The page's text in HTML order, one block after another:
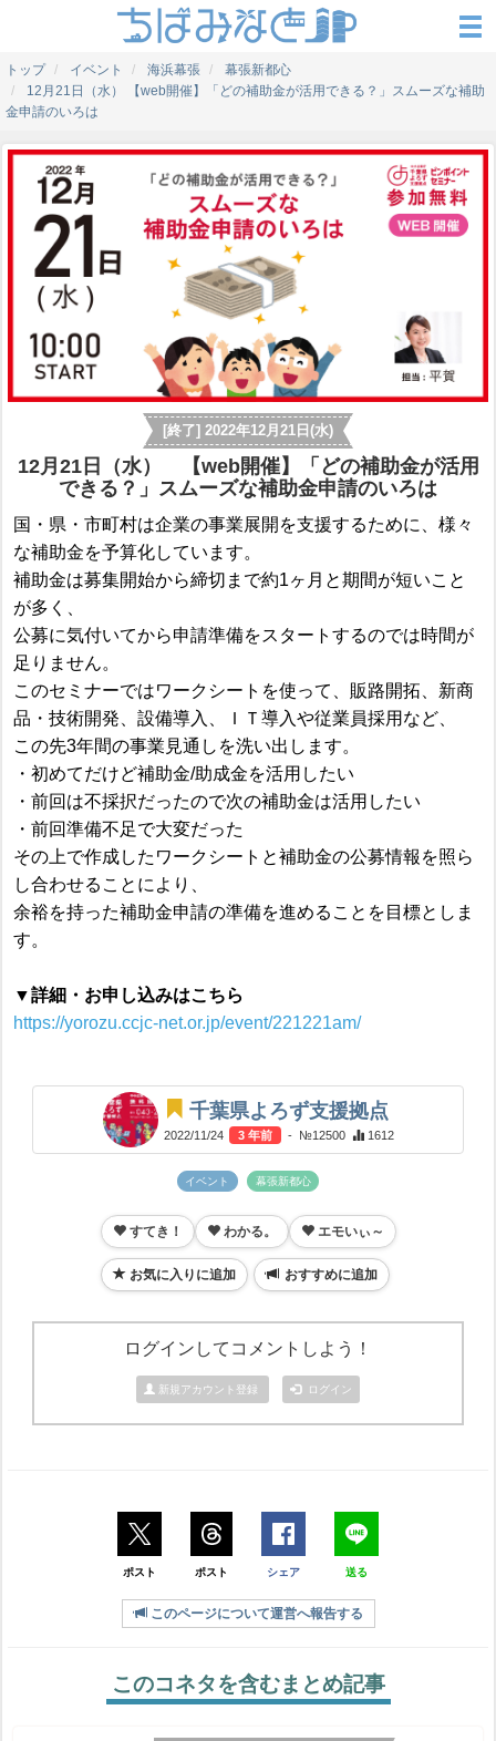
トップ イベント 海浜幕張
幕張新都心
12月21日（水） 【web開催】「どの補助金が活用できる？」スムーズな補助
金申請のいろは
[終了] 2022年12月21日(水)
12月21日（水） 【web開催】「どの補助金が活用
できる？」スムーズな補助金申請のいろは
国・県・市町村は企業の事業展開を支援するために、様々
な補助金を予算化しています。
補助金は募集開始から締切まで約1ヶ月と期間が短いこと
が多く、
公募に気付いてから申請準備をスタートするのでは時間が
足りません。
このセミナーではワークシートを使って、販路開拓、新商
品・技術開発、設備導入、ＩＴ導入や従業員採用など、
この先3年間の事業見通しを洗い出します。
・初めてだけど補助金/助成金を活用したい
・前回は不採択だったので次の補助金は活用したい
・前回準備不足で大変だった
その上で作成したワークシートと補助金の公募情報を照ら
し合わせることにより、
余裕を持った補助金申請の準備を進めることを目標としま
す。
▼詳細・お申し込みはこちら
https://yorozu.ccjc-net.or.jp/event/221221am/
千葉県よろず支援拠点
2022/11/24 3 年前 - №12500 1612
イベント 幕張新都心
すてき！ わかる。 エモいぃ～
お気に入りに追加 おすすめに追加
ログインしてコメントしよう！
新規アカウント登録 ログイン
ポスト ポスト シェア 送る
このページについて運営へ報告する
このコネタを含むまとめ記事